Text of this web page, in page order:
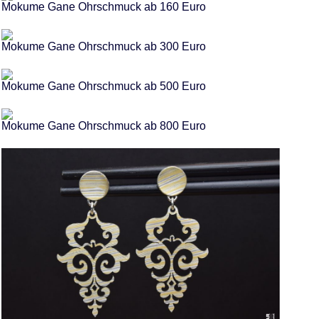
Mokume Gane Ohrschmuck ab 160 Euro
Mokume Gane Ohrschmuck ab 300 Euro
Mokume Gane Ohrschmuck ab 500 Euro
Mokume Gane Ohrschmuck ab 800 Euro